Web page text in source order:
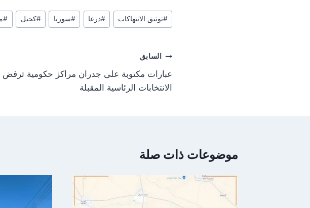
e
o
e
o
وسوم
المقال:
#توثيق الانتهاكات #درعا #سوريا #كحيل #
تصفّح
المقالات
السابق
عبارات مكتوبة على جدران مراكز حكومية ترفض
الانتخابات الرئاسية المقبلة
موضوعات ذات صلة